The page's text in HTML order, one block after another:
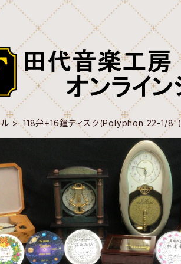
118弁+16鐘ディスク(Polyphon 22-1/8")